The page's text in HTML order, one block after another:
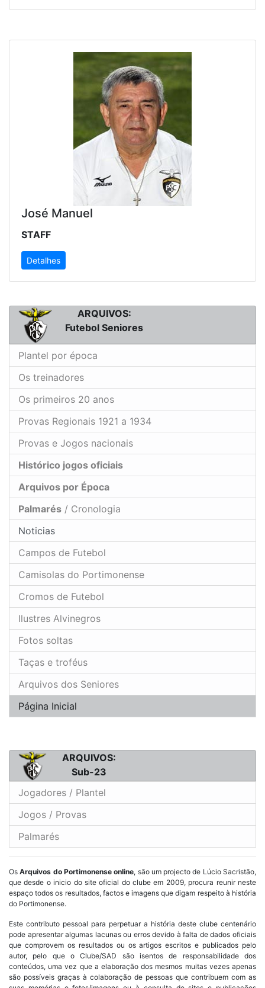
José Manuel
STAFF
Detalhes
ARQUIVOS:
Futebol Seniores
Plantel por época
Os treinadores
Os primeiros 20 anos
Provas Regionais 1921 a 1934
Provas e Jogos nacionais
Histórico jogos oficiais
Arquivos por Época
Palmarés / Cronologia
Noticias
Campos de Futebol
Camisolas do Portimonense
Cromos de Futebol
Ilustres Alvinegros
Fotos soltas
Taças e troféus
Arquivos dos Seniores
Página Inicial
ARQUIVOS:
Sub-23
Jogadores / Plantel
Jogos / Provas
Palmarés
OsArquivos do Portimonense online, são um projecto de Lúcio Sacristão,
que desde o inicio do site oficial do clube em 2009, procura reunir neste
espaço todos os resultados, factos e imagens que digam respeito à história
do Portimonense.
Este contributo pessoal para perpetuar a história deste clube centenário
pode apresentar algumas lacunas ou erros devido à falta de dados oficiais
que comprovem os resultados ou os artigos escritos e publicados pelo
autor, pelo que o Clube/SAD são isentos de responsabilidade dos
conteúdos, uma vez que a elaboração dos mesmos muitas vezes apenas
são possíveis graças à colaboração de pessoas que contribuem com as